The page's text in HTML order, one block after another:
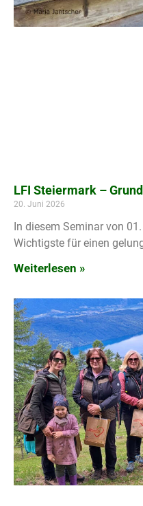
LFI Steiermark –
20. Juni 2026
In diesem Seminar von
Wichtigste für einen
Weiterlesen »